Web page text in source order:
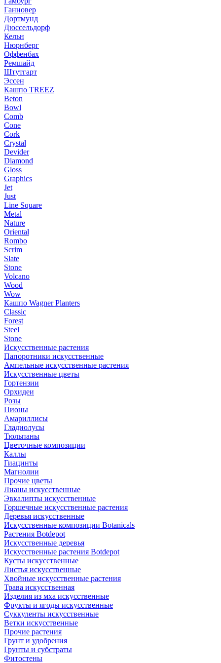
Ганновер
Дортмунд
Дюссельдорф
Кельн
Нюрнберг
Оффенбах
Ремшайд
Штутгарт
Эссен
Кашпо TREEZ
Beton
Bowl
Comb
Cone
Cork
Crystal
Devider
Diamond
Gloss
Graphics
Jet
Just
Line Square
Metal
Nature
Oriental
Rombo
Scrim
Slate
Stone
Volcano
Wood
Wow
Кашпо Wagner Planters
Classic
Forest
Steel
Stone
Искусственные растения
Папоротники искусственные
Ампельные искусственные растения
Искусственные цветы
Гортензии
Орхидеи
Розы
Пионы
Амариллисы
Гладиолусы
Тюльпаны
Цветочные композиции
Каллы
Гиацинты
Магнолии
Прочие цветы
Лианы искусственные
Эвкалипты искусственные
Горшечные искусственные растения
Деревья искусственные
Искусственные композиции Botanicals
Растения Botdepot
Искусственные деревья
Искусственные растения Botdepot
Кусты искусственные
Листья искусственные
Хвойные искусственные растения
Трава искусственная
Изделия из мха искусственные
Фрукты и ягоды искусственные
Суккуленты искусственные
Ветки искусственные
Прочие растения
Грунт и удобрения
Грунты и субстраты
Фитостены